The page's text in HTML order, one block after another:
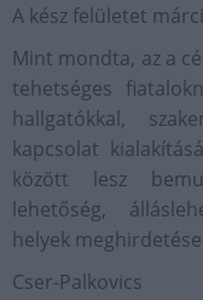
A kész felületet
Mint mondta, az a
tehetséges
hallgatókkal,
kapcsolat
között lesz
lehetőség,
helyek
Cser-